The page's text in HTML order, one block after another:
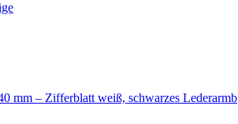
mm – Zifferblatt weiß, schwarzes Lederarmb